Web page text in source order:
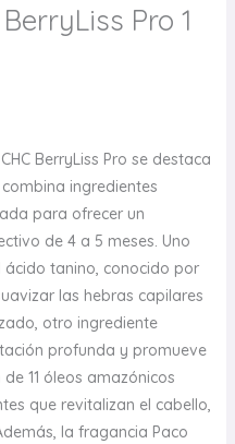
Pro 1
BerryLiss Pro se destaca
ingredientes
para ofrecer un
de 4 a 5 meses. Uno
ácido tanino, conocido por
las hebras capilares
otro ingrediente
profunda y promueve
11 óleos amazónicos
que revitalizan el cabello,
la fragancia Paco